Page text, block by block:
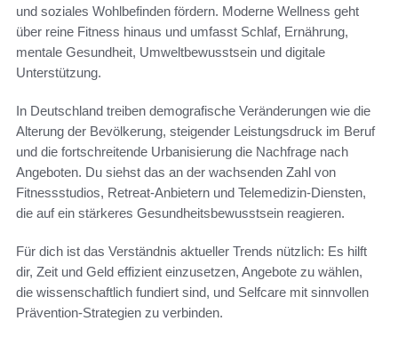
und soziales Wohlbefinden fördern. Moderne Wellness geht
über reine Fitness hinaus und umfasst Schlaf, Ernährung,
mentale Gesundheit, Umweltbewusstsein und digitale
Unterstützung.
In Deutschland treiben demografische Veränderungen wie die
Alterung der Bevölkerung, steigender Leistungsdruck im Beruf
und die fortschreitende Urbanisierung die Nachfrage nach
Angeboten. Du siehst das an der wachsenden Zahl von
Fitnessstudios, Retreat-Anbietern und Telemedizin-Diensten,
die auf ein stärkeres Gesundheitsbewusstsein reagieren.
Für dich ist das Verständnis aktueller Trends nützlich: Es hilft
dir, Zeit und Geld effizient einzusetzen, Angebote zu wählen,
die wissenschaftlich fundiert sind, und Selfcare mit sinnvollen
Prävention-Strategien zu verbinden.